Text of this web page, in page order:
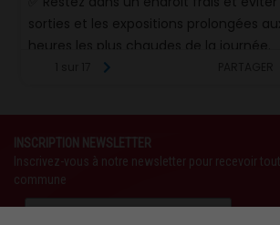
INSCRIPTION NEWSLETTER
Inscrivez-vous à notre newsletter pour recevoir
commune